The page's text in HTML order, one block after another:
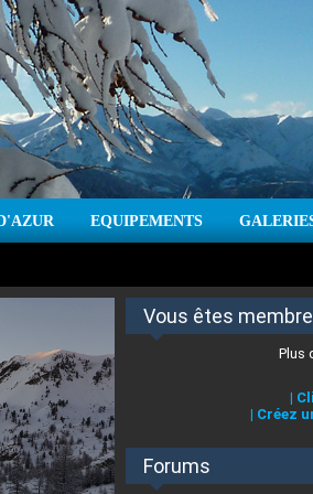
EQUIPEMENTS
°C |Prévisions météo pour les jours à venir
des Alpes-Maritimes
Vous êtes
Plus
|
| Créez
Forums